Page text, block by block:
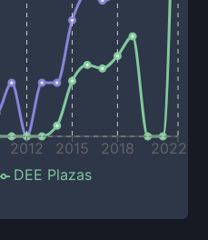
2012 2015 2018 2022
DEE Plazas